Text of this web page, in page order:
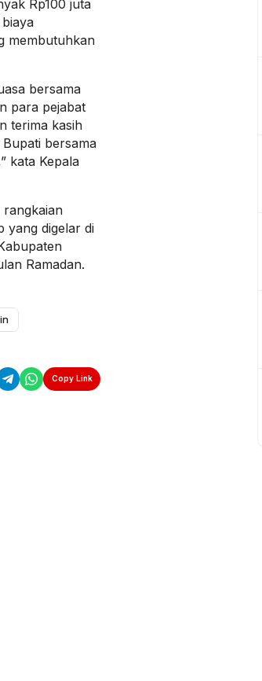
Rp100 juta
membutuhkan
bersama
para pejabat
terima kasih
bersama
kata Kepala
rangkaian
yang digelar di
Ramadan.
Copy Link